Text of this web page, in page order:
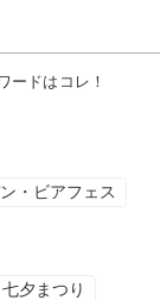
ードはコレ！
・ビアフェス
七夕まつり